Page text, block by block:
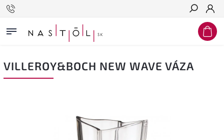
Hľadať
VILLEROY&BOCH NEW WAVE VÁZA